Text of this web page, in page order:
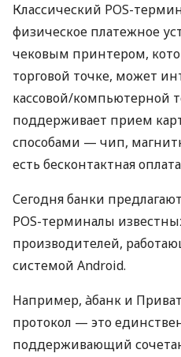
Классический POS-
физическое платежное
чековым принтером,
торговой точке, может
кассовой/компьютерной
поддерживает прием
способами — чип,
есть бесконтактная
Сегодня банки
POS-терминалы
производителей,
системой Android.
Например, àбанк и
протокол — это
поддерживающий